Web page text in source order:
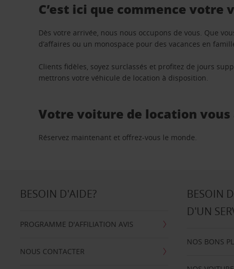
C’est ici que commence votre
Dès votre arrivée, nous nous occupons de vous. Que
d’affaires ou un monospace pour des vacances en
Clients fidèles, soyez surclassés et profitez de jours
mettrons votre véhicule de location à disposition.
Votre voiture de location
Réservez maintenant et offrez-vous le monde.
BESOIN D'AIDE?
PROGRAMME D'AFFILIATION AVIS
NOUS CONTACTER
BESOIN
D'UN
NOS BONS